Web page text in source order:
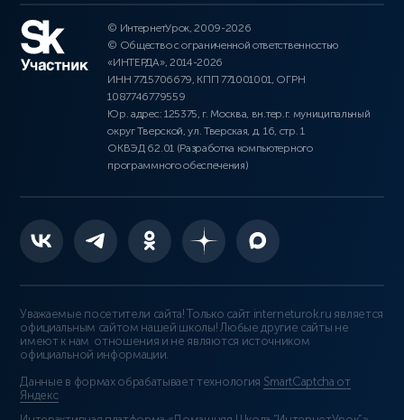
© ИнтернетУрок, 2009-2026
© Общество с ограниченной ответственностью
«ИНТЕРДА», 2014-2026
ИНН 7715706679, КПП 771001001, ОГРН
1087746779559
Юр. адрес: 125375, г. Москва, вн.тер.г. муниципальный
округ Тверской, ул. Тверская, д. 16, стр. 1
ОКВЭД 62.01 (Разработка компьютерного
программного обеспечения)
Уважаемые посетители сайта! Только сайт interneturok.ru является
официальным сайтом нашей школы! Любые другие сайты не
имеют к нам отношения и не являются источником
официальной информации.
Данные в формах обрабатывает технология SmartCaptcha от
Яндекс